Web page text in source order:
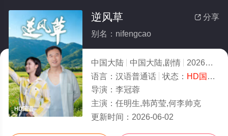
HD国语
 分享
逆风草
别名：nifengcao
中国大陆 中国大陆,剧情 2026
8.0
语言： 汉语普通话 状态： HD国语/高清
导演： 李冠蓉
主演： 任明生,韩芮莹,何李帅克
更新时间： 2026-06-02